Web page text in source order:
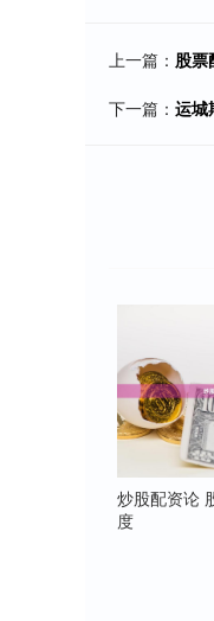
上一篇： 股票
下一篇： 运城
炒股配资论
度